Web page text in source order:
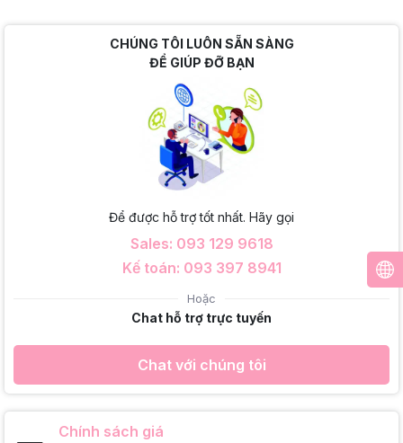
CHÚNG TÔI LUÔN SẴN SÀNG
ĐỂ GIÚP ĐỠ BẠN
Để được hỗ trợ tốt nhất. Hãy gọi
Sales: 093 129 9618
Kế toán: 093 397 8941
Hoặc
Chat hỗ trợ trực tuyến
Chat với chúng tôi
Chính sách giá